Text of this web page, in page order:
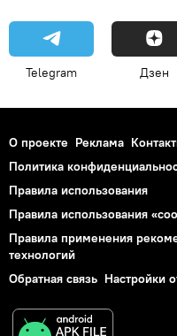
Telegram Дзен
О проекте Реклама
Политика
Правила использования
Правила использования
Правила применения
технологий
Обратная связь Настройки